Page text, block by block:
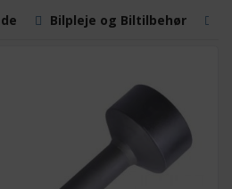
Bilpleje og Biltilbehør